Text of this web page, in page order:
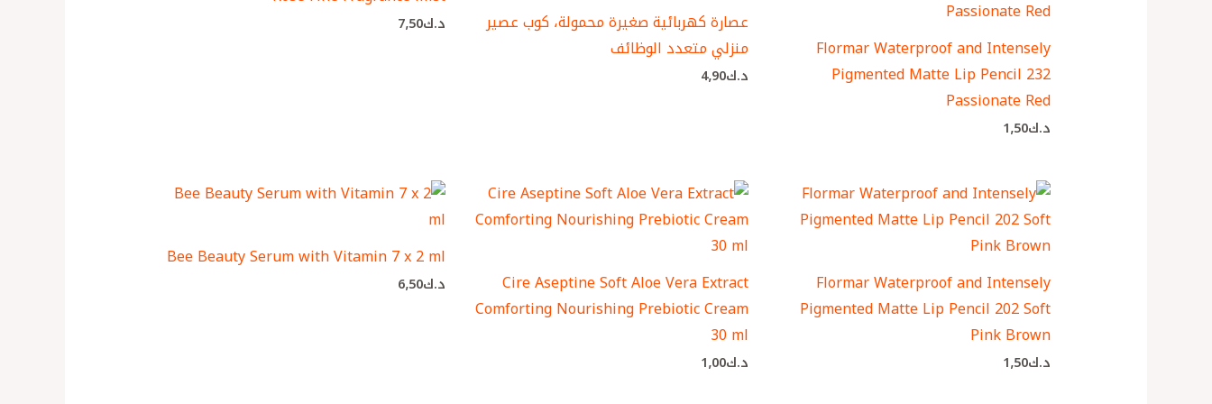
Flormar Waterproof and Intensely
Pigmented Matte Lip Pencil 232
Passionate Red
د.ك1٫50
عصارة كهربائية صغيرة محمولة، كوب عصير
منزلي متعدد الوظائف
د.ك4٫90
د.ك7٫50
Flormar Waterproof and Intensely
Pigmented Matte Lip Pencil 202 Soft
Pink Brown
د.ك1٫50
Cire Aseptine Soft Aloe Vera Extract
Comforting Nourishing Prebiotic Cream
30 ml
د.ك1٫00
Bee Beauty Serum with Vitamin 7 x 2 ml
د.ك6٫50